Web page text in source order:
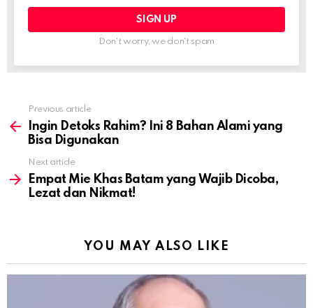
Don't worry, we don't spam
more
Previous article
Ingin Detoks Rahim? Ini 8 Bahan Alami yang
Bisa Digunakan
Next article
Empat Mie Khas Batam yang Wajib Dicoba,
Lezat dan Nikmat!
YOU MAY ALSO LIKE